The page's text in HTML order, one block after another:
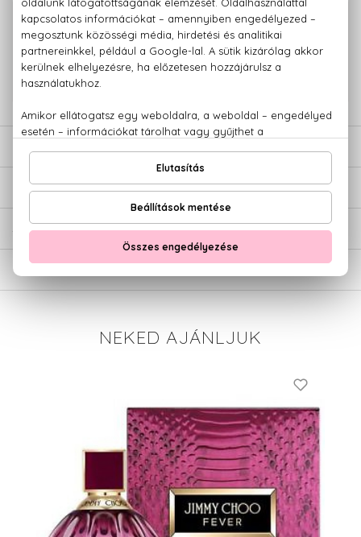
100% eredeti termékek,14 napos visszaküldési garanciával
Kérdésed van, elakadtál? Hívd ügyfélszolgálatunkat: +36 20
779 1926
ÉRTÉKELÉSEK (0)
SZÁLLÍTÁS
NEKED AJÁNLJUK